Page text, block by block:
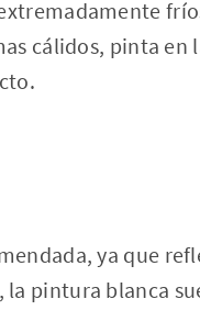
cálidos, pinta en
ya que
pintura blanca